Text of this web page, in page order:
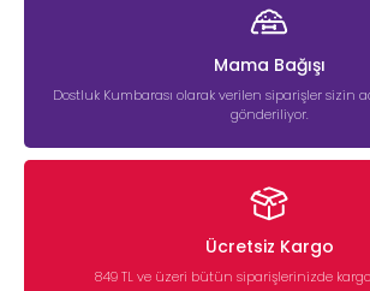
Mama Bağışı
Dostluk Kumbarası olarak verilen siparişler sizin
gönderiliyor.
Ücretsiz Kargo
849 TL ve üzeri bütün siparişlerinizde